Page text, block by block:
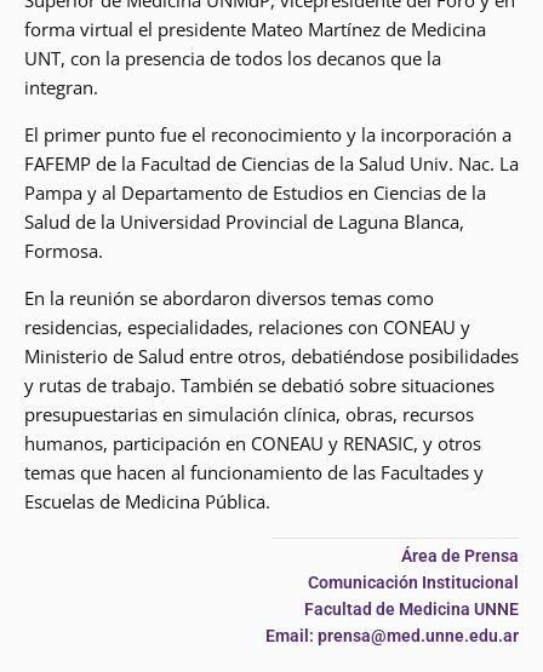
forma virtual el presidente Mateo Martínez de Medicina
UNT, con la presencia de todos los decanos que la
integran.
El primer punto fue el reconocimiento y la incorporación a
FAFEMP de la Facultad de Ciencias de la Salud Univ. Nac. La
Pampa y al Departamento de Estudios en Ciencias de la
Salud de la Universidad Provincial de Laguna Blanca,
Formosa.
En la reunión se abordaron diversos temas como
residencias, especialidades, relaciones con CONEAU y
Ministerio de Salud entre otros, debatiéndose posibilidades
y rutas de trabajo. También se debatió sobre situaciones
presupuestarias en simulación clínica, obras, recursos
humanos, participación en CONEAU y RENASIC, y otros
temas que hacen al funcionamiento de las Facultades y
Escuelas de Medicina Pública.
Área de Prensa
Comunicación Institucional
Facultad de Medicina UNNE
Email: prensa@med.unne.edu.ar